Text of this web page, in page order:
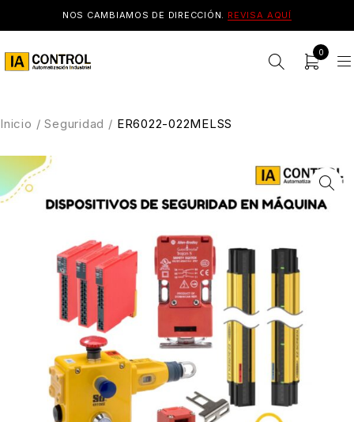
NOS CAMBIAMOS DE DIRECCIÓN. REVISA AQUÍ
0
Inicio / Seguridad / ER6022-022MELSS